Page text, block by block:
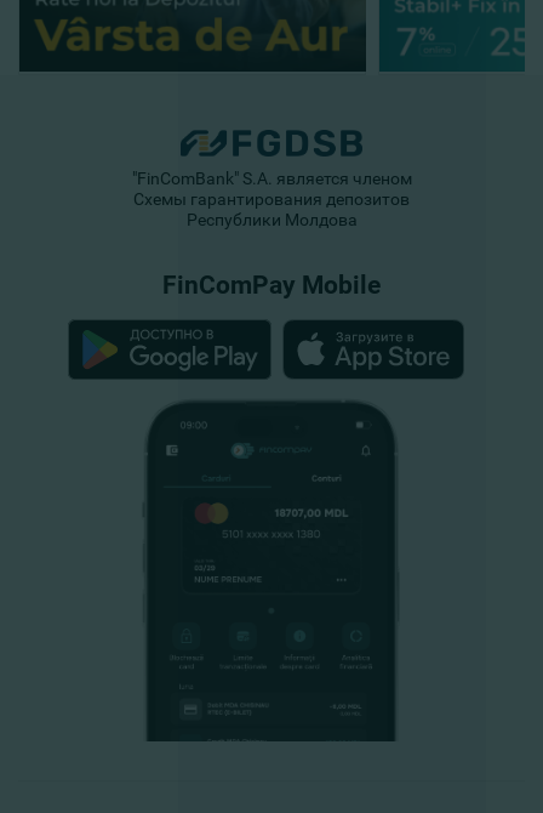
"FinComBank" S.A. является членом
Схемы гарантирования депозитов
Республики Молдова
FinComPay Mobile